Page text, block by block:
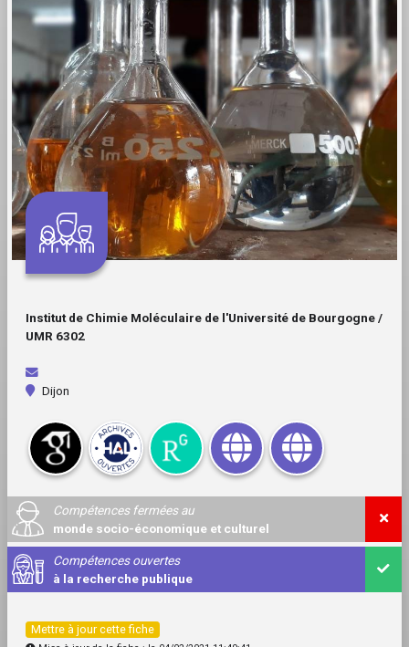
Institut de Chimie Moléculaire de l'Université de Bourgogne /
UMR 6302
Dijon
Compétences fermées au
monde socio-économique et culturel
Compétences ouvertes
à la recherche publique
Mettre à jour cette fiche